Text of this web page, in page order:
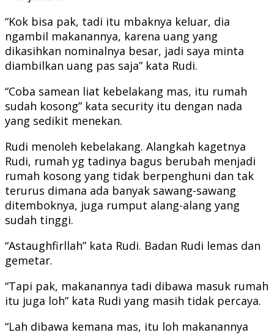
“Kok bisa pak, tadi itu mbaknya keluar, dia
ngambil makanannya, karena uang yang
dikasihkan nominalnya besar, jadi saya minta
diambilkan uang pas saja” kata Rudi.
“Coba samean liat kebelakang mas, itu rumah
sudah kosong” kata security itu dengan nada
yang sedikit menekan.
Rudi menoleh kebelakang. Alangkah kagetnya
Rudi, rumah yg tadinya bagus berubah menjadi
rumah kosong yang tidak berpenghuni dan tak
terurus dimana ada banyak sawang-sawang
ditemboknya, juga rumput alang-alang yang
sudah tinggi.
“Astaughfirllah” kata Rudi. Badan Rudi lemas dan
gemetar.
“Tapi pak, makanannya tadi dibawa masuk rumah
itu juga loh” kata Rudi yang masih tidak percaya.
“Lah dibawa kemana mas, itu loh makanannya